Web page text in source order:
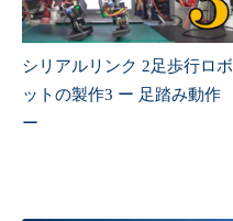
シリアルリンク 2足歩行ロボ
ットの製作3 ー 足踏み動作
ー